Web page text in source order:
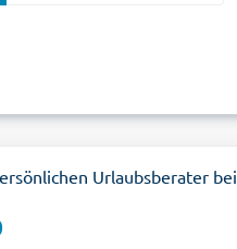
Urlaubsberater